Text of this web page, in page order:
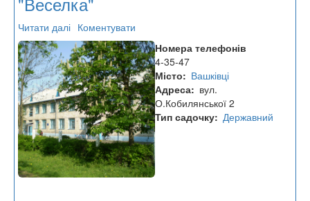
Читати далі про
Дошкільний
навчальний
заклад
№1
"Веселка"
Коментувати
Номера телефонів
4-35-47
Місто
Вашківці
Адреса
вул.
О.Кобилянської 2
Тип садочку Державний